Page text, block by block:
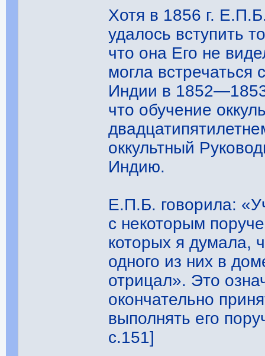
Хотя в 1856 г.
удалось вступить
что она Его не
могла
Индии в
что обучение
оккультный
Индию.
Е.П.Б. говорила:
с некоторым
которых я думала,
одного из них в
отрицал». Это
окончательно
выполнять его
с.151]